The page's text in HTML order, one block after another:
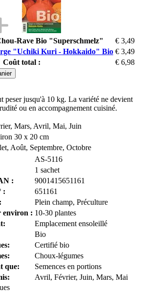
Rave Bio "Superschmelz"
€ 3,49
"Uchiki Kuri - Hokkaido" Bio € 3,49
Coût total :
€ 6,98
peser jusqu'à 10 kg. La variété ne devient
ou en accompagnement cuisiné.
Mars, Avril, Mai, Juin
30 x 20 cm
Août, Septembre, Octobre
AS-5116
1 sachet
:
9001415651161
:
651161
Plein champ, Préculture
environ : 10-30 plantes
Emplacement ensoleillé
Bio
Certifié bio
Choux-légumes
que:
Semences en portions
Avril, Février, Juin, Mars, Mai